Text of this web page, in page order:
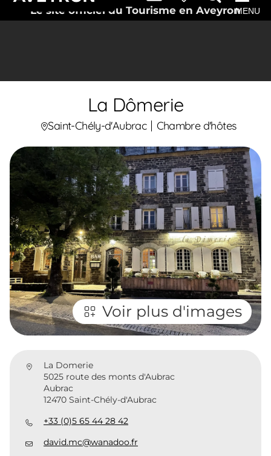
Le site officiel du Tourisme en AveyronMENU
La Dômerie
Saint-Chély-d'Aubrac Chambre d'hôtes
Voir plus d'images
La Domerie
5025 route des monts d'Aubrac
Aubrac
12470 Saint-Chély-d'Aubrac
+33 (0)5 65 44 28 42
david.mc@wanadoo.fr